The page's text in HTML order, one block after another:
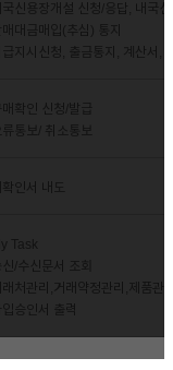
국신용장개설 신청/응답, 내국
매대금매입(추심) 통지
급지시신청, 출금통지, 계산서,
매확인 신청/발급
류통보/ 취소통보
인서 내도
Task
신/수신문서 조회
래처관리,거래약정관리,제품관
입승인서 출력